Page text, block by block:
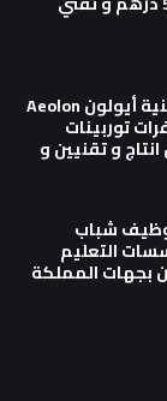
المجموعة الصناعية الصينية أيولون Aeolon
توربينات
و تقنيين و
شباب
التعليم
بجهات المملكة